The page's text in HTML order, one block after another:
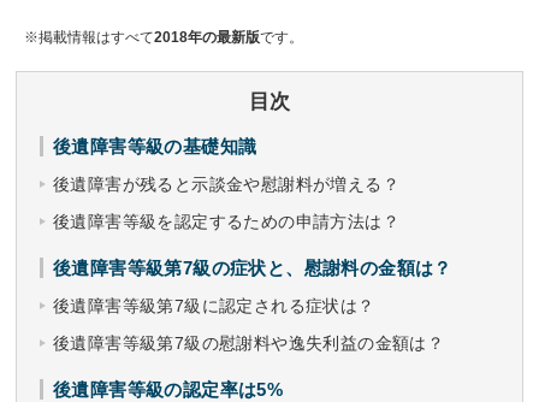
※掲載情報はすべて2018年の最新版です。
目次
後遺障害等級の基礎知識
後遺障害が残ると示談金や慰謝料が増える？
後遺障害等級を認定するための申請方法は？
後遺障害等級第7級の症状と、慰謝料の金額は？
後遺障害等級第7級に認定される症状は？
後遺障害等級第7級の慰謝料や逸失利益の金額は？
後遺障害等級の認定率は5%